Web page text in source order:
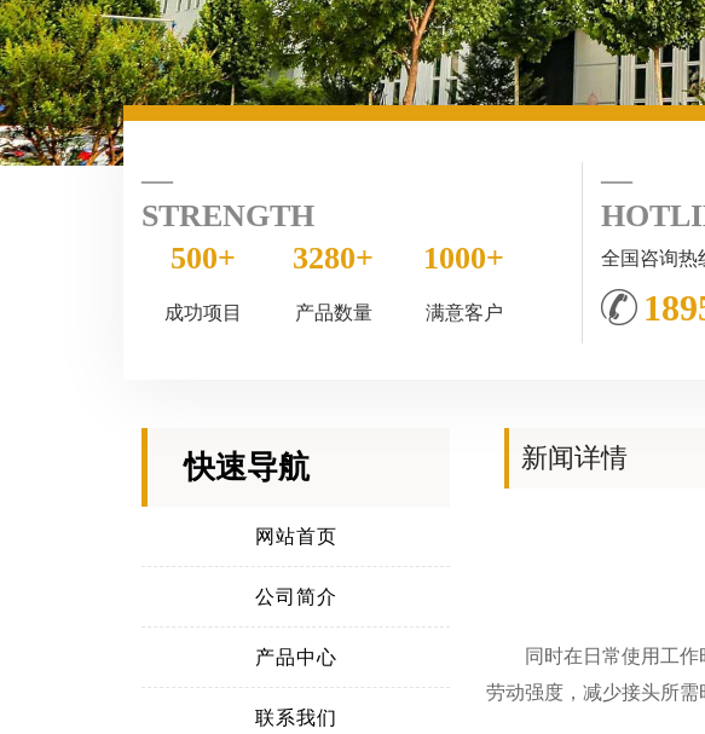
STRENGTH
500+
成功项目
3280+
产品数量
1000+
满意客户
全国咨询热
快速导航
网站首页
公司简介
产品中心
联系我们
新闻详情
同时在日常使用工作
劳动强度，减少接头所需